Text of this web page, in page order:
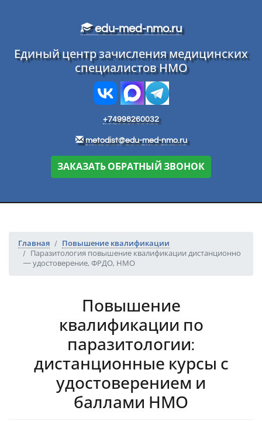
edu-med-nmo.ru
Единый центр зачисления медицинских
специалистов НМО
+74998260032
metodist@edu-med-nmo.ru
ЗАКАЗАТЬ ОБРАТНЫЙ ЗВОНОК
Главная
Повышение квалификации
Паразитология повышение квалификации дистанционно
— удостоверение, ФРДО, НМО
Повышение
квалификации по
паразитологии:
дистанционные курсы с
удостоверением и
баллами НМО